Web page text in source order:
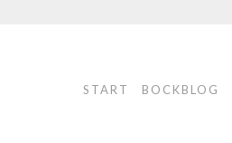
START BOCKBLOG